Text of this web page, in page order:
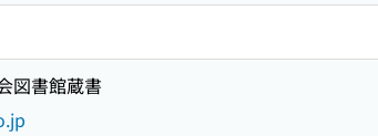
図書館蔵書